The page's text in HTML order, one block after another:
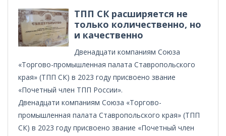
ТПП СК расширяется не
только количественно, но
и качественно
Двенадцати компаниям Союза
«Торгово-промышленная палата Ставропольского
края» (ТПП СК) в 2023 году присвоено звание
«Почетный член ТПП России».
Двенадцати компаниям Союза «Торгово-
промышленная палата Ставропольского края» (ТПП
СК) в 2023 году присвоено звание «Почетный член